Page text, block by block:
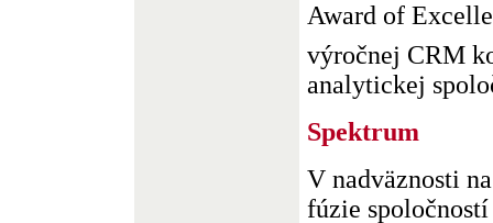
Award of
výročnej CRM
analytickej
Spektrum
V nadväznosti
fúzie